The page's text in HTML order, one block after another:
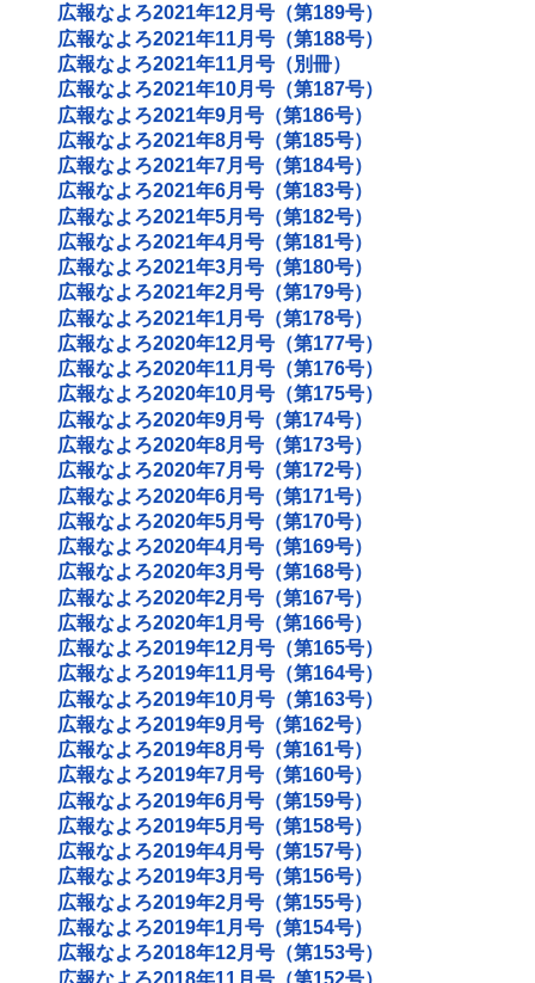
広報なよろ2021年12月号（第189号）
広報なよろ2021年11月号（第188号）
広報なよろ2021年11月号（別冊）
広報なよろ2021年10月号（第187号）
広報なよろ2021年9月号（第186号）
広報なよろ2021年8月号（第185号）
広報なよろ2021年7月号（第184号）
広報なよろ2021年6月号（第183号）
広報なよろ2021年5月号（第182号）
広報なよろ2021年4月号（第181号）
広報なよろ2021年3月号（第180号）
広報なよろ2021年2月号（第179号）
広報なよろ2021年1月号（第178号）
広報なよろ2020年12月号（第177号）
広報なよろ2020年11月号（第176号）
広報なよろ2020年10月号（第175号）
広報なよろ2020年9月号（第174号）
広報なよろ2020年8月号（第173号）
広報なよろ2020年7月号（第172号）
広報なよろ2020年6月号（第171号）
広報なよろ2020年5月号（第170号）
広報なよろ2020年4月号（第169号）
広報なよろ2020年3月号（第168号）
広報なよろ2020年2月号（第167号）
広報なよろ2020年1月号（第166号）
広報なよろ2019年12月号（第165号）
広報なよろ2019年11月号（第164号）
広報なよろ2019年10月号（第163号）
広報なよろ2019年9月号（第162号）
広報なよろ2019年8月号（第161号）
広報なよろ2019年7月号（第160号）
広報なよろ2019年6月号（第159号）
広報なよろ2019年5月号（第158号）
広報なよろ2019年4月号（第157号）
広報なよろ2019年3月号（第156号）
広報なよろ2019年2月号（第155号）
広報なよろ2019年1月号（第154号）
広報なよろ2018年12月号（第153号）
広報なよろ2018年11月号（第152号）